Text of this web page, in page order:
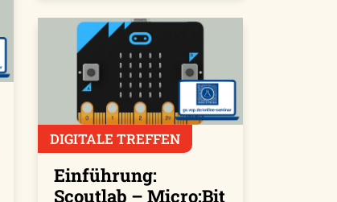
DIGITALE TREFFEN
Einführung:
Scoutlab – Micro:Bit